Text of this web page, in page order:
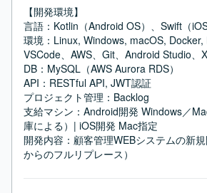
【開発環境】
言語：Kotlin（Android OS）、Swift（iOS
環境：Linux, Windows, macOS,
VSCode、AWS、Git、Android Studio、
DB：MySQL（AWS Aurora RDS）
API：RESTful API, JWT認証
プロジェクト管理：Backlog
支給マシン：Android開発 Windows／
庫による）| iOS開発 Mac指定
開発内容：顧客管理WEBシステムの新
からのフルリプレース）